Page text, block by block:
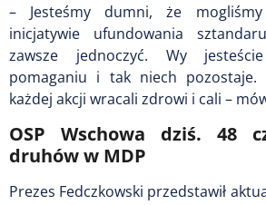
– Jesteśmy dumni, że
inicjatywie ufundowania
zawsze jednoczyć. Wy
pomaganiu i tak niech pozostaje.
każdej akcji wracali zdrowi i cali –
OSP Wschowa dziś. 48
druhów w MDP
Prezes Fedczkowski przedstawił